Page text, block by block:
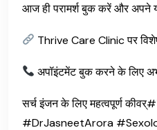
आज ही परामर्श बुक करें और अपने
Thrive Care Clinic पर
अपॉइंटमेंट बुक करने के लिए
सर्च इंजन के लिए महत्वपूर्ण
#DrJasneetArora